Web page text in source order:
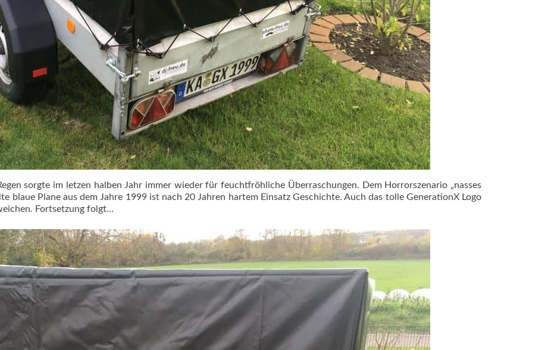
sorgte im letzen halben Jahr immer wieder für feuchtfröhliche Überraschungen. Dem Horrorszenario „nasses
blaue Plane aus dem Jahre 1999 ist nach 20 Jahren hartem Einsatz Geschichte. Auch das tolle GenerationX Logo
Fortsetzung folgt…